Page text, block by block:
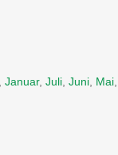
Januar, Juli, Juni, Mai,